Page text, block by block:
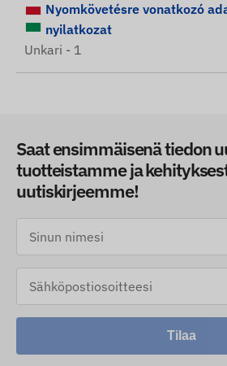
Nyomkövetésre vonatkozó
nyilatkozat
Unkari - 1
Saat ensimmäisenä tiedon
tuotteistamme ja
uutiskirjeemme!
Tilaa